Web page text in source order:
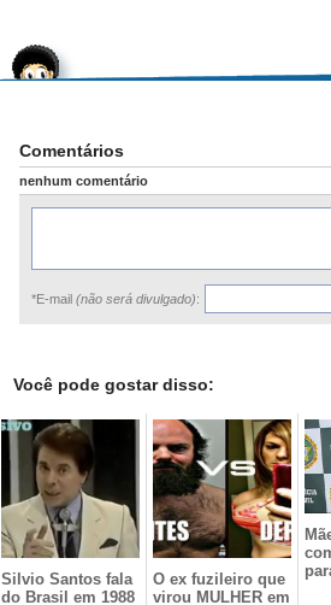
Comentários
nenhum comentário
*E-mail (não será divulgado):
Você pode gostar disso:
Silvio Santos fala
do Brasil em 1988
O ex fuzileiro que
virou MULHER em